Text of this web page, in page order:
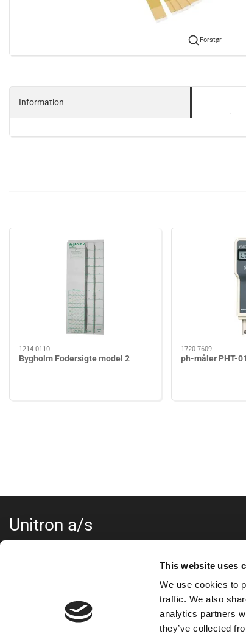
This website uses
We use cookies to
traffic. We also
analytics partners
they’ve collected
Forstør
Information
.
1214-0110
Bygholm Fodersigte model 2
1720-7609
ph-måler PHT-
Unitron a/s